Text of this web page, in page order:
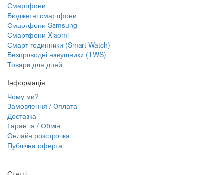
Смартфони
Бюджетні смартфони
Смартфони Samsung
Смартфони Xiaomi
Смарт-годинники (Smart Watch)
Безпроводні навушники (TWS)
Товари для дітей
Інформація
Чому ми?
Замовлення / Оплата
Доставка
Гарантія / Обмін
Онлайн розстрочка
Публічна оферта